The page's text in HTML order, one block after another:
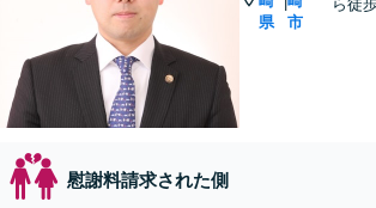
県
市
ら徒
慰謝料請求された側